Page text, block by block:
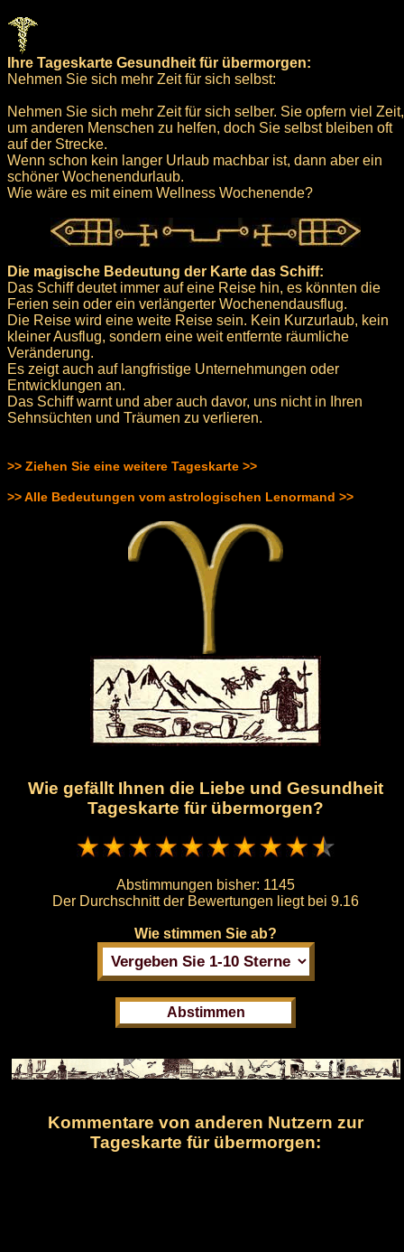
Ihre Tageskarte Gesundheit für übermorgen:
Nehmen Sie sich mehr Zeit für sich selbst:
Nehmen Sie sich mehr Zeit für sich selber. Sie opfern viel Zeit,
um anderen Menschen zu helfen, doch Sie selbst bleiben oft
auf der Strecke.
Wenn schon kein langer Urlaub machbar ist, dann aber ein
schöner Wochenendurlaub.
Wie wäre es mit einem Wellness Wochenende?
Die magische Bedeutung der Karte das Schiff:
Das Schiff deutet immer auf eine Reise hin, es könnten die
Ferien sein oder ein verlängerter Wochenendausflug.
Die Reise wird eine weite Reise sein. Kein Kurzurlaub, kein
kleiner Ausflug, sondern eine weit entfernte räumliche
Veränderung.
Es zeigt auch auf langfristige Unternehmungen oder
Entwicklungen an.
Das Schiff warnt und aber auch davor, uns nicht in Ihren
Sehnsüchten und Träumen zu verlieren.
>> Ziehen Sie eine weitere Tageskarte >>
>> Alle Bedeutungen vom astrologischen Lenormand >>
Wie gefällt Ihnen die Liebe und Gesundheit
Tageskarte für übermorgen?
Abstimmungen bisher: 1145
Der Durchschnitt der Bewertungen liegt bei 9.16
Wie stimmen Sie ab?
Kommentare von anderen Nutzern zur
Tageskarte für übermorgen: